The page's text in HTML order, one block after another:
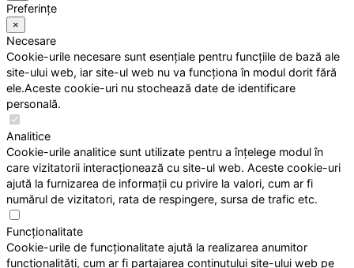
Preferințe
×
Necesare
Cookie-urile necesare sunt esențiale pentru funcțiile de bază ale
site-ului web, iar site-ul web nu va funcționa în modul dorit fără
ele.Aceste cookie-uri nu stochează date de identificare
personală.
Analitice
Cookie-urile analitice sunt utilizate pentru a înțelege modul în
care vizitatorii interacționează cu site-ul web. Aceste cookie-uri
ajută la furnizarea de informații cu privire la valori, cum ar fi
numărul de vizitatori, rata de respingere, sursa de trafic etc.
Funcționalitate
Cookie-urile de funcționalitate ajută la realizarea anumitor
funcționalități, cum ar fi partajarea conținutului site-ului web pe